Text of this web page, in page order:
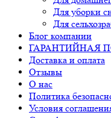
Для уборки
Для
Блог компании
ГАРАНТИЙНАЯ
Доставка и оплата
Отзывы
О нас
Политика
Условия